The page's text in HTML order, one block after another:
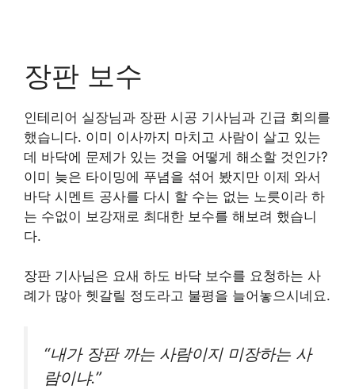
장판 보수
인테리어 실장님과 장판 시공 기사님과 긴급 회의를
했습니다. 이미 이사까지 마치고 사람이 살고 있는
데 바닥에 문제가 있는 것을 어떻게 해소할 것인가?
이미 늦은 타이밍에 푸념을 섞어 봤지만 이제 와서
바닥 시멘트 공사를 다시 할 수는 없는 노릇이라 하
는 수없이 보강재로 최대한 보수를 해보려 했습니
다.
장판 기사님은 요새 하도 바닥 보수를 요청하는 사
례가 많아 헷갈릴 정도라고 불평을 늘어놓으시네요.
“내가 장판 까는 사람이지 미장하는 사
람이냐.”